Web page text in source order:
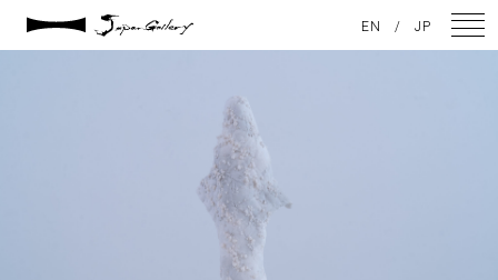
DSC08236
EN / JP
GALLERY
INSPIRATION